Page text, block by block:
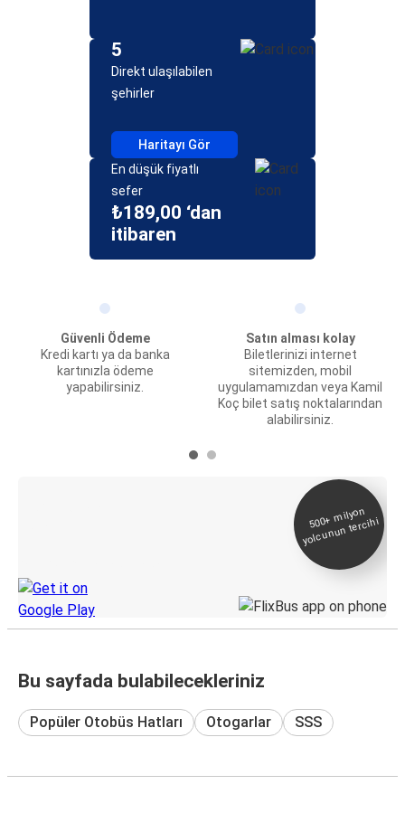
5
Direkt ulaşılabilen
şehirler
Haritayı Gör
En düşük fiyatlı
sefer
₺189,00 ‘dan
itibaren
Güvenli Ödeme
Kredi kartı ya da banka
kartınızla ödeme
yapabilirsiniz.
Satın alması kolay
Biletlerinizi internet
sitemizden, mobil
uygulamamızdan veya Kamil
Koç bilet satış noktalarından
alabilirsiniz.
500+
milyon
yolcunun tercihi
Bu sayfada bulabilecekleriniz
Popüler Otobüs Hatları Otogarlar SSS